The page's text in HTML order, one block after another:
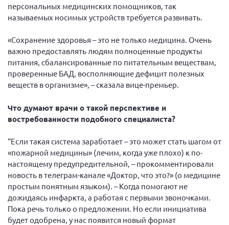
Брянская область
Владимирская область
Волгоградская область
Воронежская область
Ивановская область
Калининградская область
Кемеровская область
Кировская область
Краснодарский край
Красноярский край
Липецкая область
Ленинградская область
г. Москва
Московская область
персональных медицинских помощников, так
называемых носимых устройств требуется развивать.
«Сохранение здоровья – это не только медицина. Очень
важно предоставлять людям полноценные продукты
питания, сбалансированные по питательным веществам,
проверенные БАД, восполняющие дефицит полезных
веществ в организме», – сказала вице-премьер.
Что думают врачи о такой перспективе и
востребованности подобного специалиста?
“Если такая система заработает – это может стать шагом от
«пожарной медицины» (лечим, когда уже плохо) к по-
настоящему предупредительной, – прокомментировали
новость в телеграм-канале «Доктор, что это?» (о медицине
простым понятным языком). – Когда помогают не
дожидаясь инфаркта, а работая с первыми звоночками.
Пока речь только о предложении. Но если инициатива
будет одобрена, у нас появится новый формат